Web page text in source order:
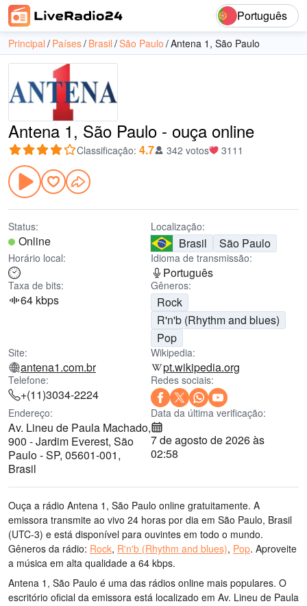
Português
Principal Países Brasil São Paulo Antena 1, São Paulo
Antena 1, São Paulo - ouça online
Classificação: 4.7 342 votos 3111
Status:
Online
Localização:
Brasil São Paulo
Horário local: Idioma de transmissão:
Português
Taxa de bits:
64 kbps
Gêneros:
Rock
R'n'b (Rhythm and blues)
Pop
Site:
antena1.com.br
Wikipedia:
pt.wikipedia.org
Telefone:
+(11)3034-2224
Redes sociais:
Endereço:
Av. Lineu de Paula Machado,
900 - Jardim Everest, São
Paulo - SP, 05601-001,
Brasil
Data da última verificação:
7 de agosto de 2026 às
02:58
Ouça a rádio Antena 1, São Paulo online gratuitamente. A
emissora transmite ao vivo 24 horas por dia em São Paulo, Brasil
(UTC-3) e está disponível para ouvintes em todo o mundo.
Gêneros da rádio: Rock, R'n'b (Rhythm and blues), Pop. Aproveite
a música em alta qualidade a 64 kbps.
Antena 1, São Paulo é uma das rádios online mais populares. O
escritório oficial da emissora está localizado em Av. Lineu de Paula